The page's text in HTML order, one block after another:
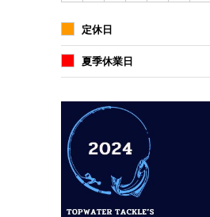
定休日
夏季休業日